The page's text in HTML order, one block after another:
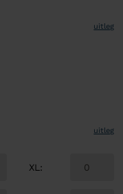
uitleg
uitleg
XL :